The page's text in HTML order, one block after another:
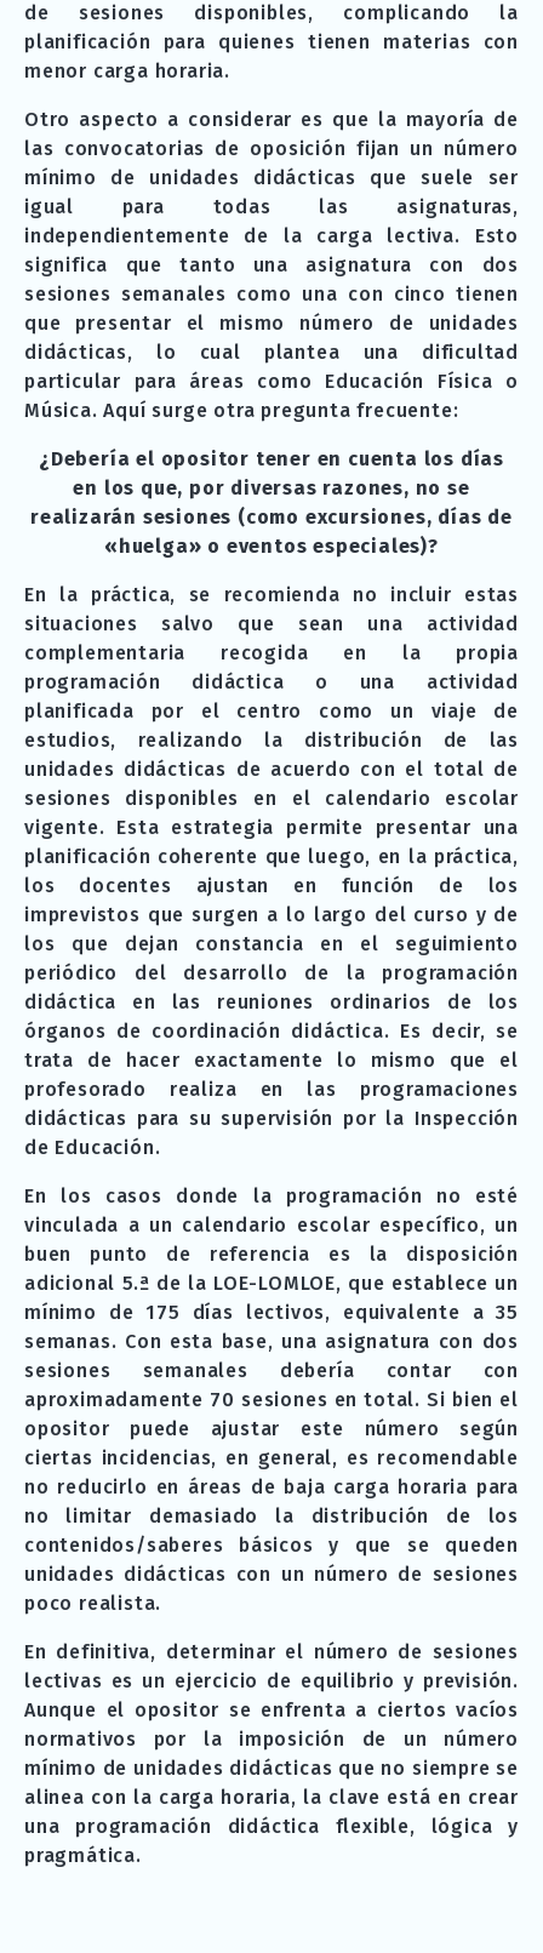
de sesiones disponibles, complicando la
planificación para quienes tienen materias con
menor carga horaria.
Otro aspecto a considerar es que la mayoría de
las convocatorias de oposición fijan un número
mínimo de unidades didácticas que suele ser
igual para todas las asignaturas,
independientemente de la carga lectiva. Esto
significa que tanto una asignatura con dos
sesiones semanales como una con cinco tienen
que presentar el mismo número de unidades
didácticas, lo cual plantea una dificultad
particular para áreas como Educación Física o
Música. Aquí surge otra pregunta frecuente:
¿Debería el opositor tener en cuenta los días
en los que, por diversas razones, no se
realizarán sesiones (como excursiones, días de
«huelga» o eventos especiales)?
En la práctica, se recomienda no incluir estas
situaciones salvo que sean una actividad
complementaria recogida en la propia
programación didáctica o una actividad
planificada por el centro como un viaje de
estudios, realizando la distribución de las
unidades didácticas de acuerdo con el total de
sesiones disponibles en el calendario escolar
vigente. Esta estrategia permite presentar una
planificación coherente que luego, en la práctica,
los docentes ajustan en función de los
imprevistos que surgen a lo largo del curso y de
los que dejan constancia en el seguimiento
periódico del desarrollo de la programación
didáctica en las reuniones ordinarios de los
órganos de coordinación didáctica. Es decir, se
trata de hacer exactamente lo mismo que el
profesorado realiza en las programaciones
didácticas para su supervisión por la Inspección
de Educación.
En los casos donde la programación no esté
vinculada a un calendario escolar específico, un
buen punto de referencia es la disposición
adicional 5.ª de la LOE-LOMLOE, que establece un
mínimo de 175 días lectivos, equivalente a 35
semanas. Con esta base, una asignatura con dos
sesiones semanales debería contar con
aproximadamente 70 sesiones en total. Si bien el
opositor puede ajustar este número según
ciertas incidencias, en general, es recomendable
no reducirlo en áreas de baja carga horaria para
no limitar demasiado la distribución de los
contenidos/saberes básicos y que se queden
unidades didácticas con un número de sesiones
poco realista.
En definitiva, determinar el número de sesiones
lectivas es un ejercicio de equilibrio y previsión.
Aunque el opositor se enfrenta a ciertos vacíos
normativos por la imposición de un número
mínimo de unidades didácticas que no siempre se
alinea con la carga horaria, la clave está en crear
una programación didáctica flexible, lógica y
pragmática.